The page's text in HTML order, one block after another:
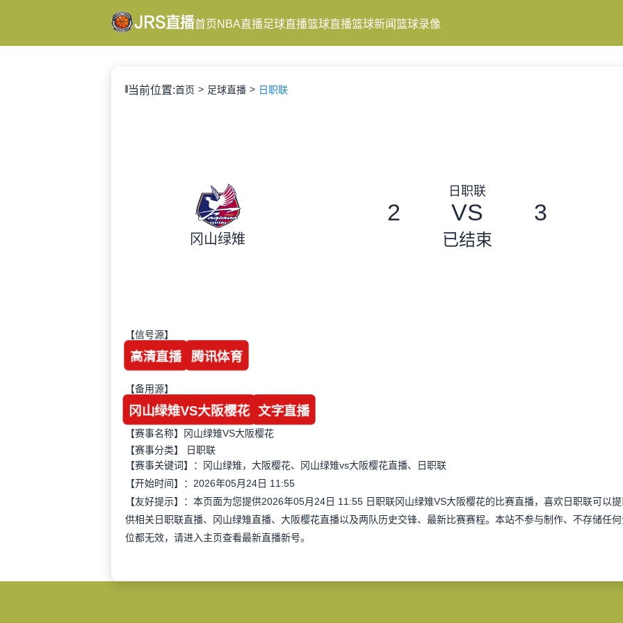
首页 NBA直播足球直播篮球直播篮球新闻篮球录像
当前位置:首页 足球直播 日职联
冈山绿雉
日职联
2 VS 3
已结束
【信号源】
高清直播 腾讯体育
【备用源】
冈山绿雉VS大阪樱花 文字直播
【赛事名称】冈山绿雉VS大阪樱花
【赛事分类】
日职联
【赛事关键词】：冈山绿雉，大阪樱花、冈山绿雉vs大阪樱花直播、日职联
【开始时间】：2026年05月24日 11:55
【友好提示】：本页面为您提供2026年05月24日 11:55 日职联冈山绿雉VS大阪樱花的比赛直播，喜欢日职联可以
供相关日职联直播、冈山绿雉直播、大阪樱花直播以及两队历史交锋、最新比赛赛程。本站不参与制作、不存储任
位都无效，请进入主页查看最新直播新号。